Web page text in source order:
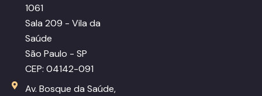
1061
Sala 209 - Vila da
Saúde
São Paulo - SP
CEP: 04142-091
Av. Bosque da Saúde,